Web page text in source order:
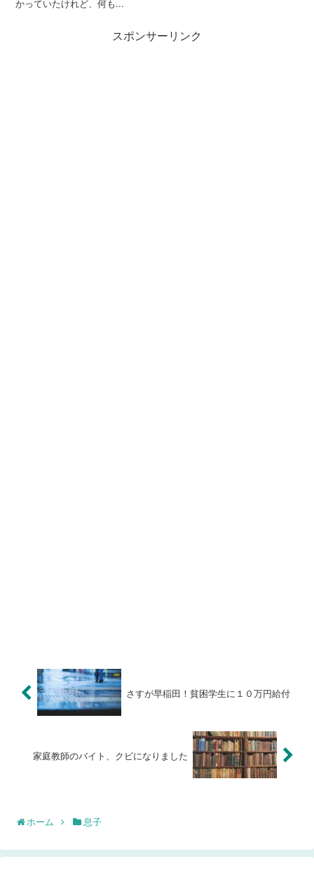
かっていたけれど、何も...
スポンサーリンク
さすが早稲田！貧困学生に１０万円給付
家庭教師のバイト、クビになりました
ホーム 息子